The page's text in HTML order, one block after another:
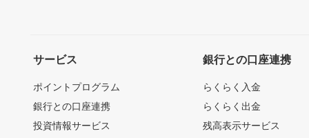
サービス
ポイントプログラム
銀行との口座連携
投資情報サービス
銀行との口座連携
らくらく入金
らくらく出金
残高表示サービス